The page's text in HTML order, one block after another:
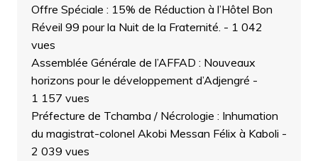
Offre Spéciale : 15% de Réduction à l’Hôtel Bon
Réveil 99 pour la Nuit de la Fraternité. - 1 042
vues
Assemblée Générale de l’AFFAD : Nouveaux
horizons pour le développement d’Adjengré -
1 157 vues
Préfecture de Tchamba / Nécrologie : Inhumation
du magistrat-colonel Akobi Messan Félix à Kaboli -
2 039 vues